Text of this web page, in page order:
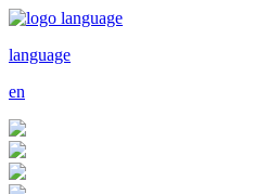
language
en